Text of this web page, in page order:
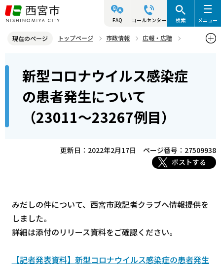
こ
の
ジ
す
FAQ コールセンター 検索 メニュー
現在のページ トップページ 市政情報
広報・広聴
新型コロナウイルス感染症の患者発生について（23011～23267例
目）
ら
新型コロナウイルス感染症
の患者発生について
（23011～23267例目）
更新日：2022年2月17日
ページ番号：27509938
ポストする
みだしの件について、西宮市政記者クラブへ情報提供を
しました。
詳細は添付のリリース資料をご確認ください。
【記者発表資料】新型コロナウイルス感染症の患者発生